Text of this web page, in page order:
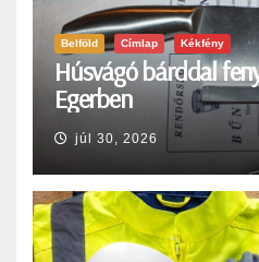
Belföld Címlap Kékfény
Húsvágó bárddal
Egerben
júl 30, 2026